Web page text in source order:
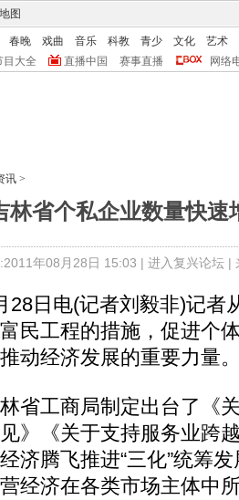
图
春晚 戏曲 音乐 科教 青少 文化
艺术
目大全 直播中国 赛事直播 网络
讯 >
林省个私企业数量快速
年08月28日 15:03 | 进入复兴论坛|
日电(记者刘毅非)记者
民工程的措施，促进个
动经济发展的重要力量
工商局制定出台了《
》《关于支持服务业跨
济腾飞推进“三化”统筹
经济在各类市场主体中